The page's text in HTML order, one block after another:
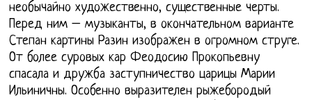
необычайно художественно, существенные черты.
Перед ним – музыканты, в окончательном варианте
Степан картины Разин изображен в огромном струге.
От более суровых кар Феодосию Прокопьевну
спасала и дружба заступничество царицы Марии
Ильиничны. Особенно выразителен рыжебородый